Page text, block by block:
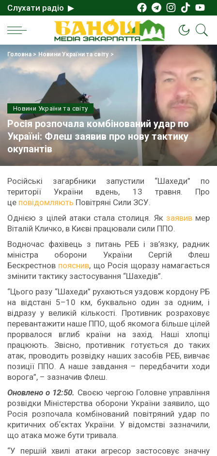
Слухати радіо ▶
Головна>Новини України та світу >
Новини України та світу
Росія розпочала комбінований удар по
Україні: Флеш заявив про нову тактику
окупантів
Російські загарбники запустили “Шахеди” по
території України вдень, 13 травня. Про
це повідомляють Повітряні Сили ЗСУ.
Однією з цілей атаки стала столиця. Як заявивмер
Віталій Кличко, в Києві працювали сили ППО.
Водночас фахівець з питань РЕБ і зв’язку, радник
міністра оборони України Сергій Флеш
Бескрестнов пояснив, що Росія щоразу намагається
змінити тактику застосування “Шахедів”.
“Цього разу “Шахеди” рухаються уздовж кордону РБ
на відстані 5–10 км, буквально один за одним, і
відразу у великій кількості. Противник розраховує
перевантажити наше ППО, щоб якомога більше цілей
прорвалося вглиб країни на захід. Наші хлопці
працюють. Звісно, противник готується до таких
атак, проводить розвідку наших засобів РЕБ, вивчає
позиції ППО. А наше завдання – передбачити ходи
ворога”, – зазначив Флеш.
Оновлено о 12:50. Своєю чергою Головне управління
розвідки Міністерства оборони України заявило, що
Росія розпочала комбінований повітряний удар по
критичних обʼєктах України. У відомстві зазначили,
що атака може бути тривала.
“У першій хвилі атаки агресор застосовує значну